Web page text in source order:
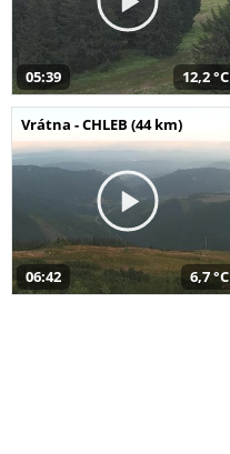
05:39 12,2 °C
Vrátna - CHLEB (44 km)
06:42 6,7 °C